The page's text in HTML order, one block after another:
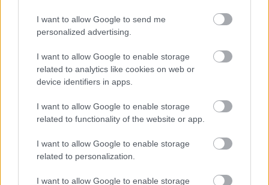
I want to allow Google to send me
personalized advertising.
I want to allow Google to enable storage
related to analytics like cookies on web or
device identifiers in apps.
I want to allow Google to enable storage
related to functionality of the website or app.
I want to allow Google to enable storage
related to personalization.
I want to allow Google to enable storage
blog.hu
Szólj hozzá!
A hozzászóláshoz be kell lépned!